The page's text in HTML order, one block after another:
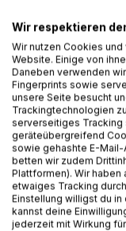
BESCHREIBUNG
Schulerinnerungen,
Erwachsenen, die
AUTOR/IN
PRESSESTIMMEN
Wir respektieren
Wir nutzen Cookies
Website. Einige von
Daneben verwenden
Fingerprints sowie
unsere Seite besucht
Trackingtechnologien
serverseitiges Tracking
geräteübergreifend
sowie gehashte E-
betten wir zudem
Plattformen). Wir
etwaiges Tracking
Einstellung willigst du
kannst deine
jederzeit mit Wirkung